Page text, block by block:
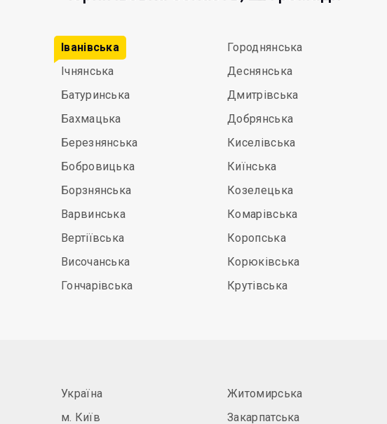
Іванівська
Ічнянська
Батуринська
Бахмацька
Березнянська
Бобровицька
Борзнянська
Варвинська
Вертіївська
Височанська
Гончарівська
Городнянська
Деснянська
Дмитрівська
Добрянська
Киселівська
Киїнська
Козелецька
Комарівська
Коропська
Корюківська
Крутівська
Україна
м. Київ
Житомирська
Закарпатська